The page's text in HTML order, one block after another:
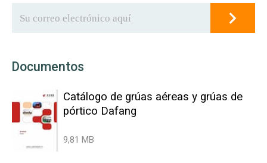
Documentos
Catálogo de grúas aéreas y grúas de
pórtico Dafang
9,81 MB